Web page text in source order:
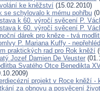
ke kněžství (15.02.2010)
se schylovalo k mému pohřbu
k 60. výročí svěcení P.
k 60. výročí svěcení P.
dárek pro kněze - tvá
P. Mariana Kuffy -
praktických rad pro Rok kněží
Jozef Damien De Veuster
Svatého Otce Benedikta
projekt v Roce kněží -
za obnovu a posvěcení